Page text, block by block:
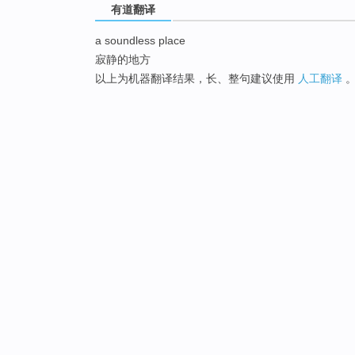
有道翻译
a soundless place
寂静的地方
以上为机器翻译结果，长、整句建议使用 人工翻译